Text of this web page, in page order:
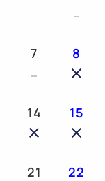
7 8
14 15
21 22